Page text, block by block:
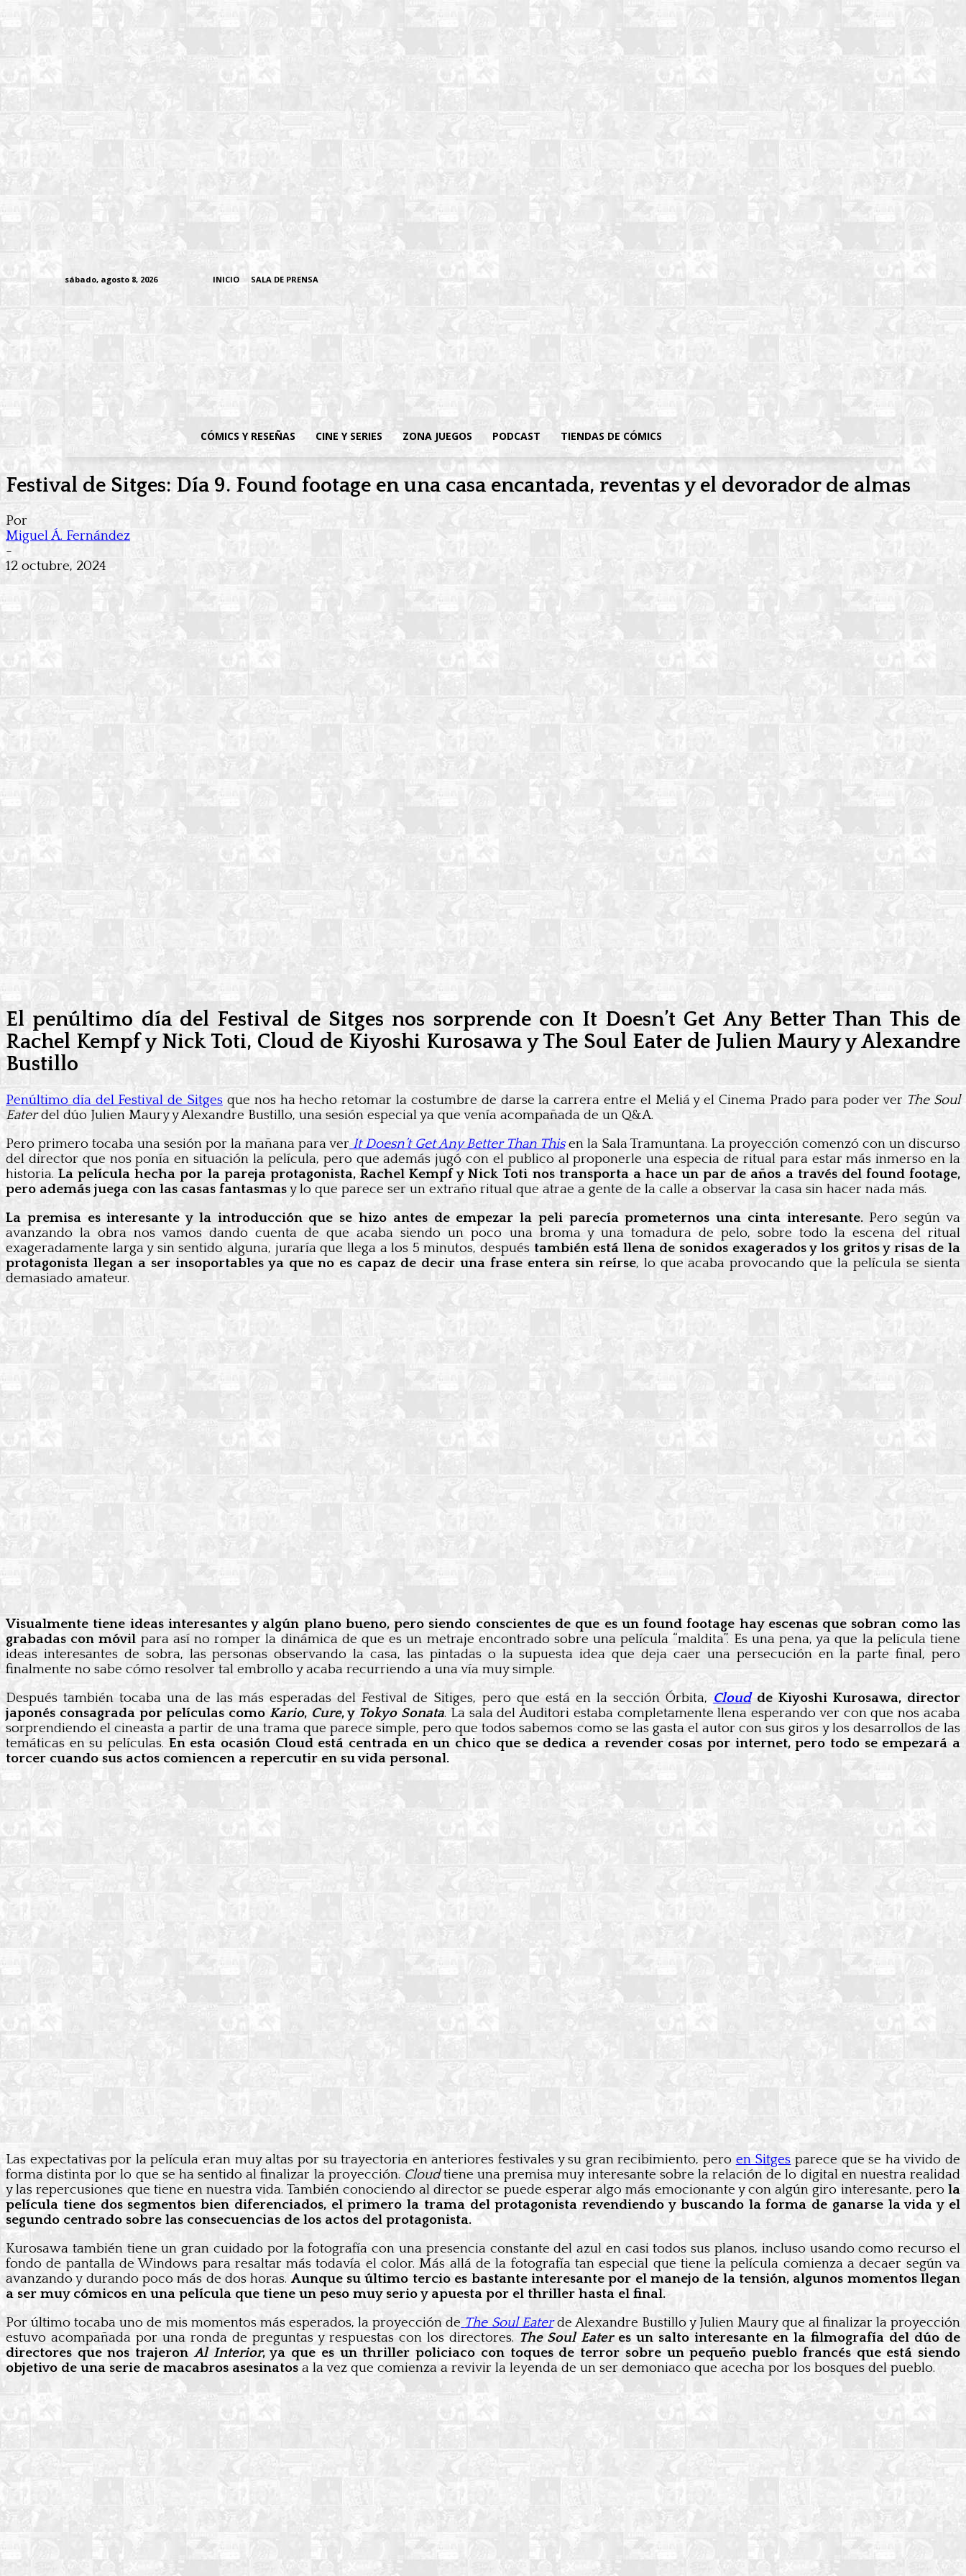
sábado, agosto 8, 2026 INICIO SALA DE PRENSA
CÓMICS Y RESEÑAS CINE Y SERIES ZONA JUEGOS PODCAST TIENDAS DE CÓMICS
Festival de Sitges: Día 9. Found footage en una casa encantada, reventas y el devorador de almas
Por
Miguel Á. Fernández
-
12 octubre, 2024
El penúltimo día del Festival de Sitges nos sorprende con It Doesn’t Get Any Better Than This de
Rachel Kempf y Nick Toti, Cloud de Kiyoshi Kurosawa y The Soul Eater de Julien Maury y Alexandre
Bustillo
Penúltimo día del Festival de Sitges que nos ha hecho retomar la costumbre de darse la carrera entre el Meliá y el Cinema Prado para poder ver The Soul
Eaterdel dúo Julien Maury y Alexandre Bustillo, una sesión especial ya que venía acompañada de un Q&A.
Pero primero tocaba una sesión por la mañana para ver It Doesn’t Get Any Better Than This en la Sala Tramuntana. La proyección comenzó con un discurso
del director que nos ponía en situación la película, pero que además jugó con el publico al proponerle una especia de ritual para estar más inmerso en la
historia. La película hecha por la pareja protagonista, Rachel Kempf y Nick Toti nos transporta a hace un par de años a través del found footage,
pero además juega con las casas fantasmasy lo que parece ser un extraño ritual que atrae a gente de la calle a observar la casa sin hacer nada más.
La premisa es interesante y la introducción que se hizo antes de empezar la peli parecía prometernos una cinta interesante.Pero según va
avanzando la obra nos vamos dando cuenta de que acaba siendo un poco una broma y una tomadura de pelo, sobre todo la escena del ritual
exageradamente larga y sin sentido alguna, juraría que llega a los 5 minutos, después también está llena de sonidos exagerados y los gritos y risas de la
protagonista llegan a ser insoportables ya que no es capaz de decir una frase entera sin reírse, lo que acaba provocando que la película se sienta
demasiado amateur.
Visualmente tiene ideas interesantes y algún plano bueno, pero siendo conscientes de que es un found footage hay escenas que sobran como las
grabadas con móvilpara así no romper la dinámica de que es un metraje encontrado sobre una película “maldita”. Es una pena, ya que la película tiene
ideas interesantes de sobra, las personas observando la casa, las pintadas o la supuesta idea que deja caer una persecución en la parte final, pero
finalmente no sabe cómo resolver tal embrollo y acaba recurriendo a una vía muy simple.
Después también tocaba una de las más esperadas del Festival de Sitiges, pero que está en la sección Órbita, Cloudde Kiyoshi Kurosawa, director
japonés consagrada por películas comoKario, Cure, y Tokyo Sonata. La sala del Auditori estaba completamente llena esperando ver con que nos acaba
sorprendiendo el cineasta a partir de una trama que parece simple, pero que todos sabemos como se las gasta el autor con sus giros y los desarrollos de las
temáticas en su películas. En esta ocasión Cloud está centrada en un chico que se dedica a revender cosas por internet, pero todo se empezará a
torcer cuando sus actos comiencen a repercutir en su vida personal.
Las expectativas por la película eran muy altas por su trayectoria en anteriores festivales y su gran recibimiento, pero en Sitgesparece que se ha vivido de
forma distinta por lo que se ha sentido al finalizar la proyección. Cloudtiene una premisa muy interesante sobre la relación de lo digital en nuestra realidad
y las repercusiones que tiene en nuestra vida. También conociendo al director se puede esperar algo más emocionante y con algún giro interesante, perola
película tiene dos segmentos bien diferenciados, el primero la trama del protagonista revendiendo y buscando la forma de ganarse la vida y el
segundo centrado sobre las consecuencias de los actos del protagonista.
Kurosawa también tiene un gran cuidado por la fotografía con una presencia constante del azul en casi todos sus planos, incluso usando como recurso el
fondo de pantalla de Windows para resaltar más todavía el color. Más allá de la fotografía tan especial que tiene la película comienza a decaer según va
avanzando y durando poco más de dos horas.Aunque su último tercio es bastante interesante por el manejo de la tensión, algunos momentos llegan
a ser muy cómicos en una película que tiene un peso muy serio y apuesta por el thriller hasta el final.
Por último tocaba uno de mis momentos más esperados, la proyección de The Soul Eaterde Alexandre Bustillo y Julien Maury que al finalizar la proyección
estuvo acompañada por una ronda de preguntas y respuestas con los directores. The Soul Eater es un salto interesante en la filmografía del dúo de
directores que nos trajeronAl Interior, ya que es un thriller policiaco con toques de terror sobre un pequeño pueblo francés que está siendo
objetivo de una serie de macabros asesinatos a la vez que comienza a revivir la leyenda de un ser demoniaco que acecha por los bosques del pueblo.